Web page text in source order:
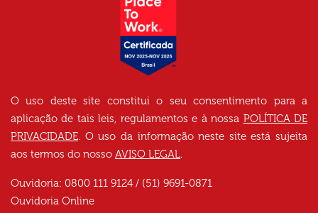
O uso deste site constitui o seu consentimento para a
aplicação de tais leis, regulamentos e à nossa POLÍTICA DE
PRIVACIDADE. O uso da informação neste site está sujeita
aos termos do nosso AVISO LEGAL.
Ouvidoria: 0800 111 9124 / (51) 9691-0871
Ouvidoria Online